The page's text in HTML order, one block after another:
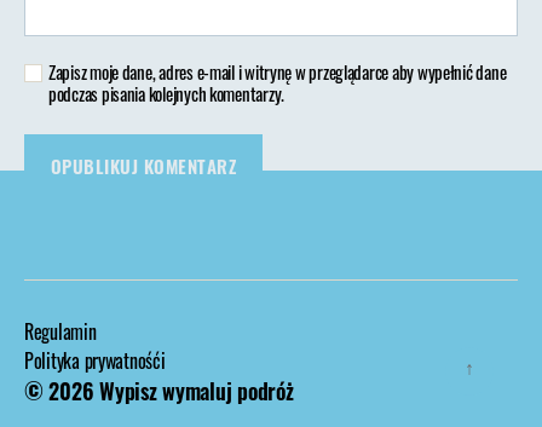
Zapisz moje dane, adres e-mail i witrynę w przeglądarce aby wypełnić dane
podczas pisania kolejnych komentarzy.
Regulamin
Polityka prywatnośći
© 2026Wypisz wymaluj podróż
↑